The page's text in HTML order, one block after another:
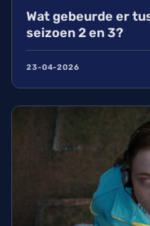
Wat gebeurde er
seizoen 2 en 3?
23-04-2026